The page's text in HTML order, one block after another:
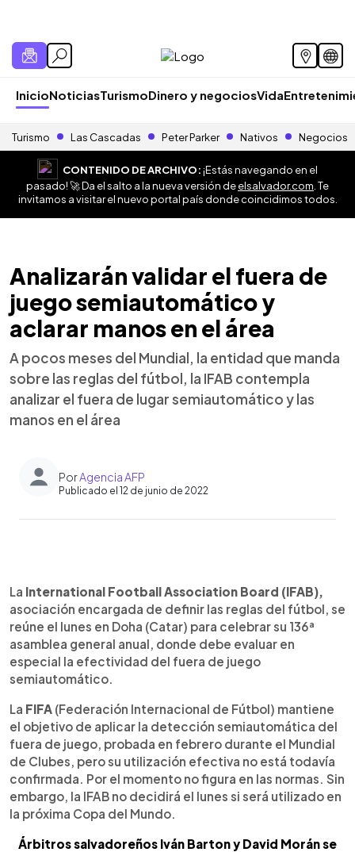
InicioNoticiasTurismoDinero y negociosVida
Turismo Las Cascadas Peter Parker Nativos Negocios
CONTENIDO DE ARCHIVO:¡Estás navegando en el
pasado! 🚀 Da el salto a la nueva versión deelsalvador.com . Te
invitamos a visitar el nuevo portal país donde coincidimos todos.
Analizarán validar el fuera de
juego semiautomático y
aclarar manos en el área
A pocos meses del Mundial, la entidad que manda
sobre las reglas del fútbol, la IFAB contempla
analizar el fuera de lugar semiautomático y las
manos en el área
PorAgencia AFP
Publicado el 12 de junio de 2022
Escuchar artículo
La International Football Association Board (IFAB),
asociación encargada de definir las reglas del fútbol, se
reúne el lunes en Doha (Catar) para celebrar su 136ª
asamblea general anual, donde debe evaluar en
especial la efectividad del fuera de juego
semiautomático.
La FIFA (Federación Internacional de Fútbol) mantiene
el objetivo de aplicar la detección semiautomática del
fuera de juego, probada en febrero durante el Mundial
de Clubes, pero su utilización efectiva no está todavía
confirmada. Por el momento no figura en las normas. Sin
embargo, la IFAB no decidirá el lunes si será utilizado en
la próxima Copa del Mundo.
Árbitros salvadoreños Iván Barton y David Morán se